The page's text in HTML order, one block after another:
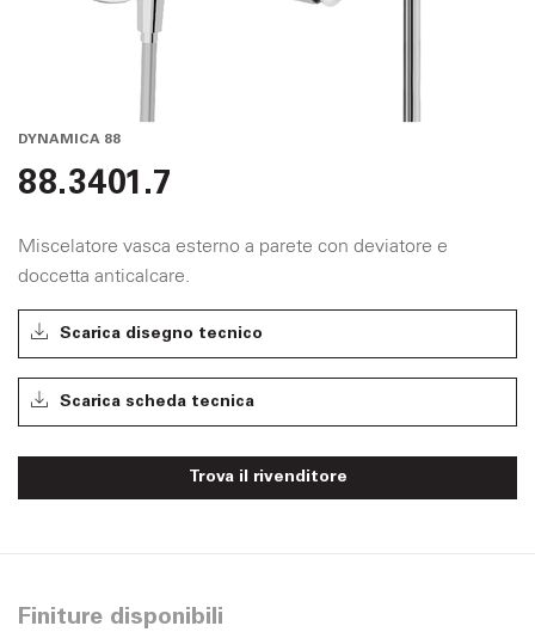
DYNAMICA 88
88.3401.7
Miscelatore vasca esterno a parete con deviatore e
doccetta anticalcare.
Scarica disegno tecnico
Scarica scheda tecnica
Trova il rivenditore
Finiture disponibili